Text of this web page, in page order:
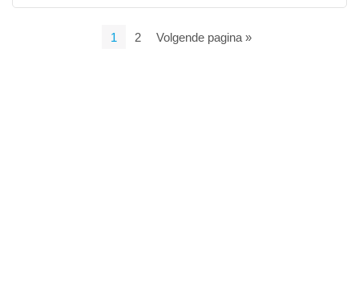
1 2 Volgende pagina »